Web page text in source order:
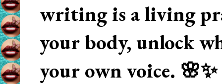
writing is a living
your body, unlock
your own voice.